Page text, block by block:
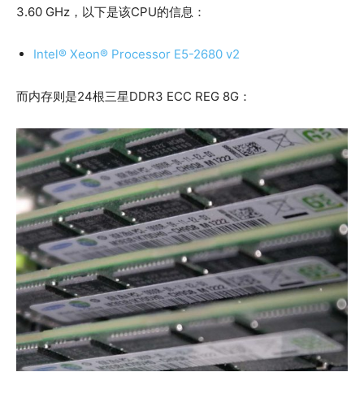
3.60 GHz，以下是该CPU的信息：
Intel® Xeon® Processor E5-2680 v2
而内存则是24根三星DDR3 ECC REG 8G：